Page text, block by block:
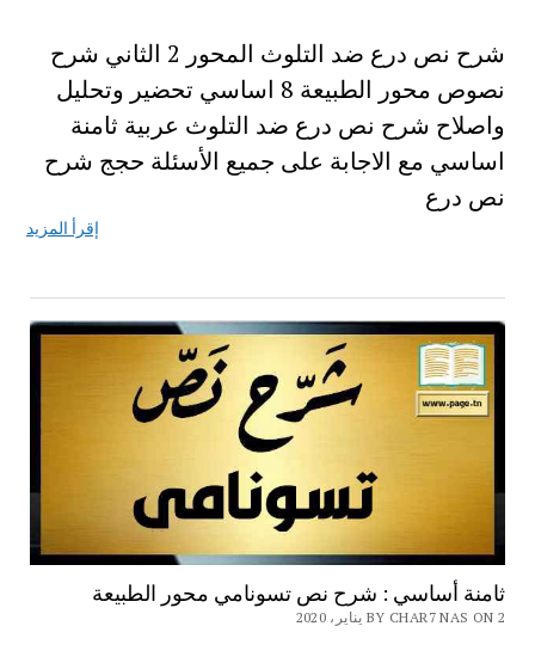
شرح نص درع ضد التلوث المحور 2 الثاني شرح
نصوص محور الطبيعة 8 اساسي تحضير وتحليل
واصلاح شرح نص درع ضد التلوث عربية ثامنة
اساسي مع الاجابة على جميع الأسئلة حجج شرح
نص درع
إقرأ المزيد
ثامنة أساسي : شرح نص تسونامي محور الطبيعة
BY CHAR7 NAS ON 2 يناير، 2020